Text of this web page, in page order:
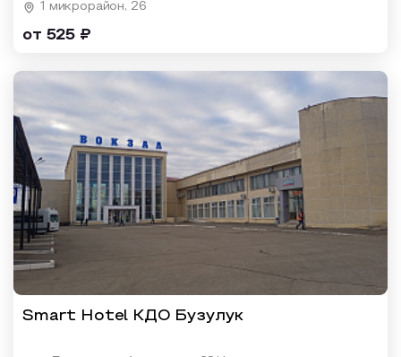
1 микрорайон, 26
от 525 ₽
Smart Hotel КДО Бузулук